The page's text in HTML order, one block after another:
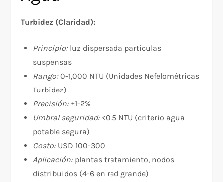
Turbidez (Claridad):
Principio:luz dispersada partículas
suspensas
Rango:0-1,000 NTU (Unidades Nefelométricas
Turbidez)
Precisión:±1-2%
Umbral seguridad:<0.5 NTU (criterio agua
potable segura)
Costo:USD 100-300
Aplicación:plantas tratamiento, nodos
distribuidos (4-6 en red grande)